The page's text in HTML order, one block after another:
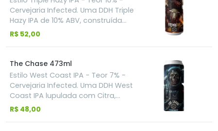
frutas tropicais, além de baunilha e
berries. O lúpulo Citra, adicionado à
receita, reforça o perfil frutado da
cerveja deixando-ainda mais
Cervejaria Infected. Uma DDH Triple
Hazy IPA de 10% ABV, construída
para quem acredita que
Citra Hyperboost, NZ Cascade,
Peacharine e Simcoe.
R$ 52,00
The Chase 473ml
Estilo West Coast IPA - Teor 7% -
Cervejaria Infected. Uma DDH West
Coast IPA lupulada com Citra,
Mosaic, Simcoe e Ekuanot. Produzida
R$ 48,00